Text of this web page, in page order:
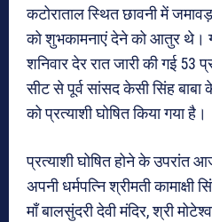
कटोराताल स्थित छावनी में
को शुभकामनाएं देने को आतुर थे।
शनिवार देर रात जारी की गई 53
सीट से पूर्व सांसद केसी सिंह
को प्रत्याशी घोषित किया गया है।
प्रत्याशी घोषित होने के उपरांत
अपनी धर्मपत्नि श्रीमती
माँ बालसुंदरी देवी मंदिर, श्री